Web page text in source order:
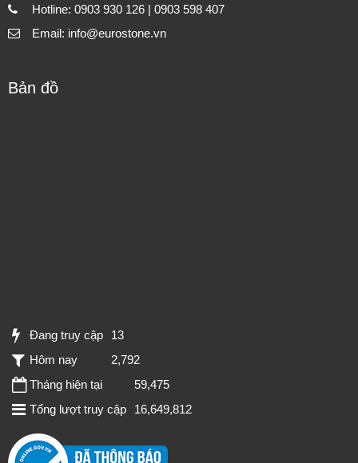
Hotline: 0903 930 126 | 0903 598 407
Email: info@eurostone.vn
Bản đồ
Đang truy cập
13
Hôm nay
2,792
Tháng hiện tại
59,475
Tổng lượt truy cập
16,649,812